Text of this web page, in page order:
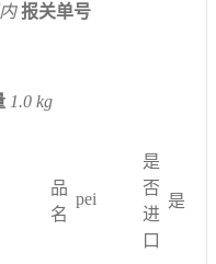
报关单号
1.0 kg
品
名
pei
是
否
进
口
是